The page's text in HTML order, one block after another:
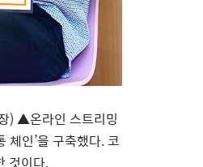
) ▲온라인 스트리밍
체인’을 구축했다.코
것이다.